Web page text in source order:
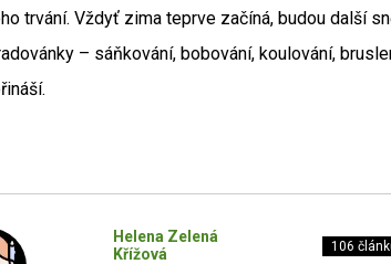
trvání. Vždyť zima teprve začíná, budou další
– sáňkování, bobování, koulování,
Helena Zelená
Křížová
106